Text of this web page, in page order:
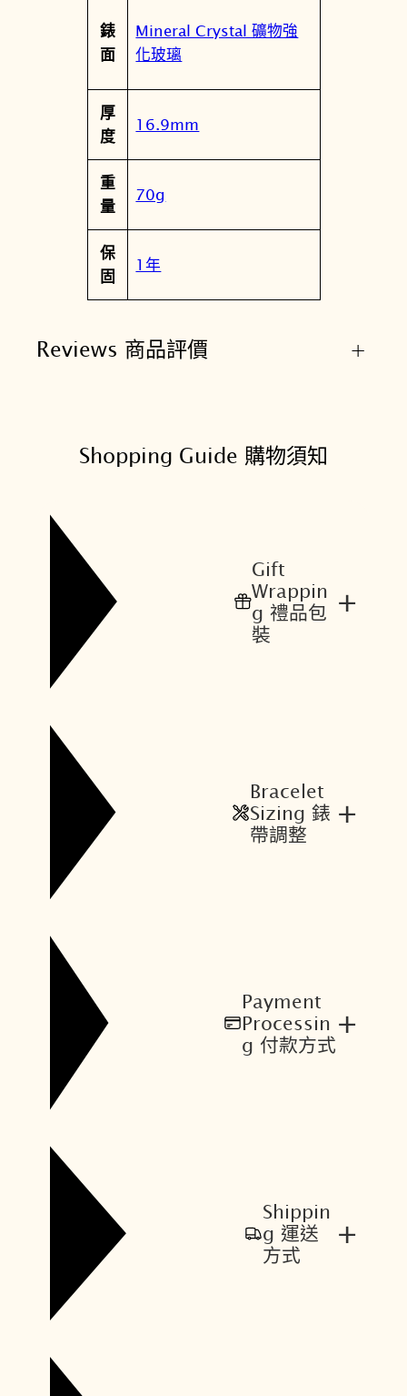
錶
面
Mineral Crystal 礦物強
化玻璃
厚
度
16.9mm
重
量
70g
保
固
1年
Reviews 商品評價 +
Shopping Guide 購物須知
Gift
Wrappin
g 禮品包
裝
+
Bracelet
Sizing 錶
帶調整
+
Payment
Processin
g 付款方式
+
Shippin
g 運送
方式
+